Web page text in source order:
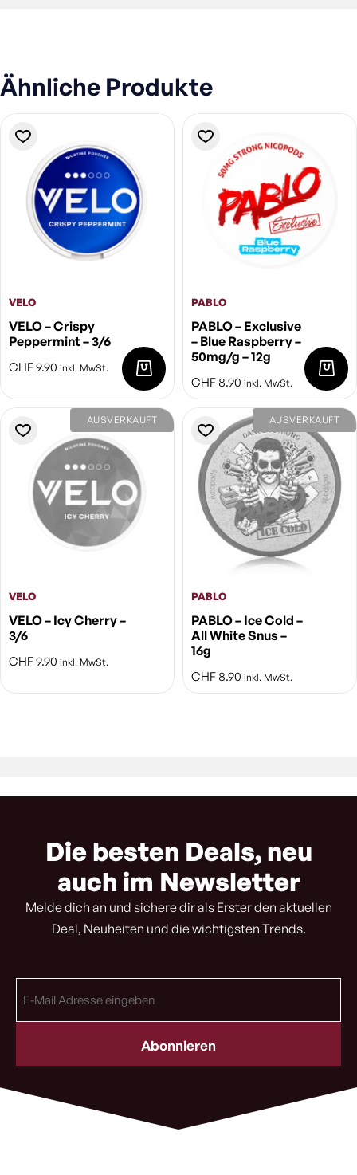
Ähnliche Produkte
VELO
VELO – Crispy
Peppermint – 3/6
CHF9.90 inkl. MwSt.
PABLO
PABLO – Exclusive
– Blue Raspberry –
50mg/g – 12g
CHF 8.90 inkl. MwSt.
AUSVERKAUFT
VELO
VELO – Icy Cherry –
3/6
CHF9.90 inkl. MwSt.
AUSVERKAUFT
PABLO
PABLO – Ice Cold –
All White Snus –
16g
CHF 8.90 inkl. MwSt.
Die besten Deals, neu
auch im Newsletter
Melde dich an und sichere dir als Erster den aktuellen
Deal, Neuheiten und die wichtigsten Trends.
Mail